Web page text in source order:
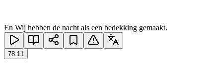
En Wij hebben de nacht als een bedekking gemaakt.
78:11